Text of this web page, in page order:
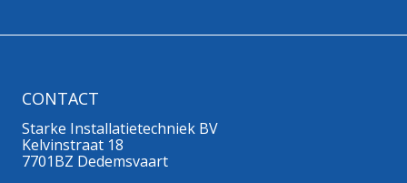
CONTACT
Starke Installatietechniek BV
Kelvinstraat 18
7701BZ Dedemsvaart